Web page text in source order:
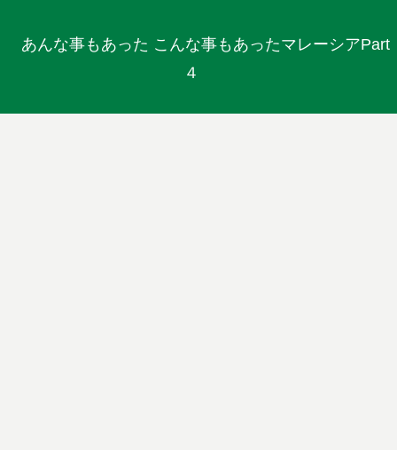
あんな事もあった こんな事もあったマレーシアPart
４